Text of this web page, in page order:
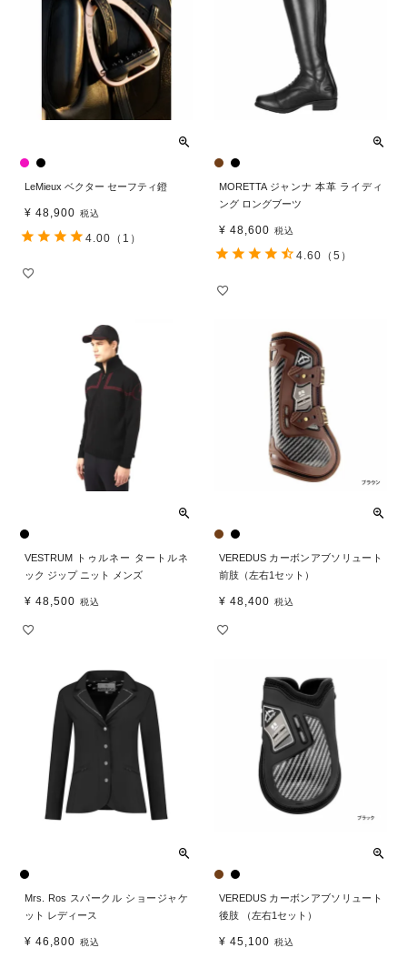
LeMieux ベクター セーフティ鐙
¥ 48,900 税込
4.00 （1）
MORETTA ジャンナ 本革 ライディ
ング ロングブーツ
¥ 48,600 税込
4.60 （5）
VESTRUM トゥルネー タートルネ
ック ジップ ニット メンズ
¥ 48,500 税込
VEREDUS カーボンアブソリュート
前肢（左右1セット）
¥ 48,400 税込
Mrs. Ros スパークル ショージャケ
ット レディース
¥ 46,800 税込
VEREDUS カーボンアブソリュート
後肢 （左右1セット）
¥ 45,100 税込